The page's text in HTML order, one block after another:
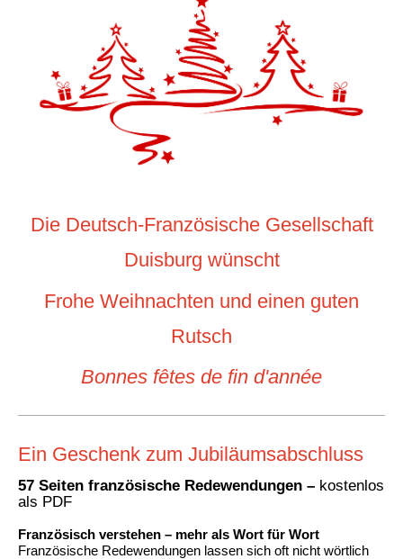
Die Deutsch-Französische Gesellschaft
Duisburg wünscht
Frohe Weihnachten und einen guten
Rutsch
Bonnes fêtes de fin d'année
Ein Geschenk zum Jubiläumsabschluss
57 Seiten französische Redewendungen – kostenlos
als PDF
Französisch verstehen – mehr als Wort für Wort
Französische Redewendungen lassen sich oft nicht wörtlich